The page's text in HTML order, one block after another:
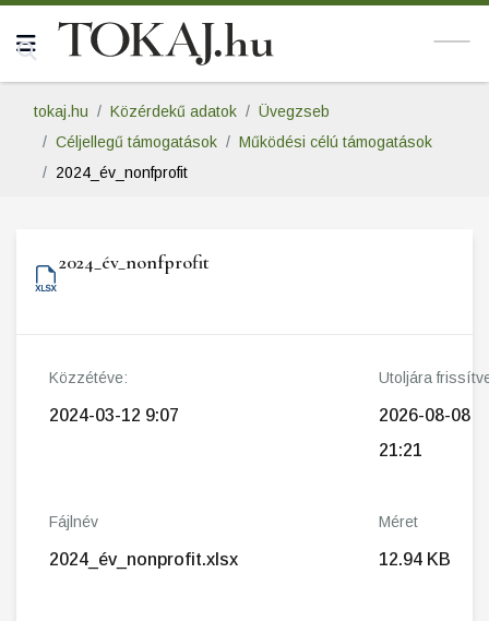
tokaj.hu Közérdekű adatok
Üvegzseb
Céljellegű támogatások
Működési célú támogatások
2024_év_nonfprofit
2024_év_nonfprofit
Közzétéve:
2024-03-12 9:07
Utoljára
2026-08-08
21:21
Fájlnév
2024_év_nonprofit.xlsx
Méret
12.94 KB